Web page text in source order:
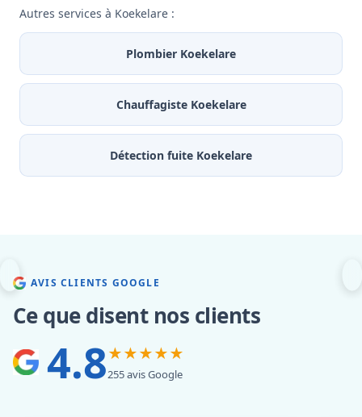
Autres services à Koekelare :
Plombier Koekelare
Chauffagiste Koekelare
Détection fuite Koekelare
AVIS CLIENTS GOOGLE
Ce que disent nos clients
4.8★★★★★
255 avis Google